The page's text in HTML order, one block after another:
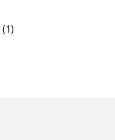
(1)